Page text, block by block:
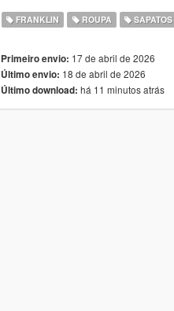
FRANKLIN ROUPA SAPATOS
Primeiro envio: 17 de abril de 2026
Último envio: 18 de abril de 2026
Último download: há 11 minutos atrás